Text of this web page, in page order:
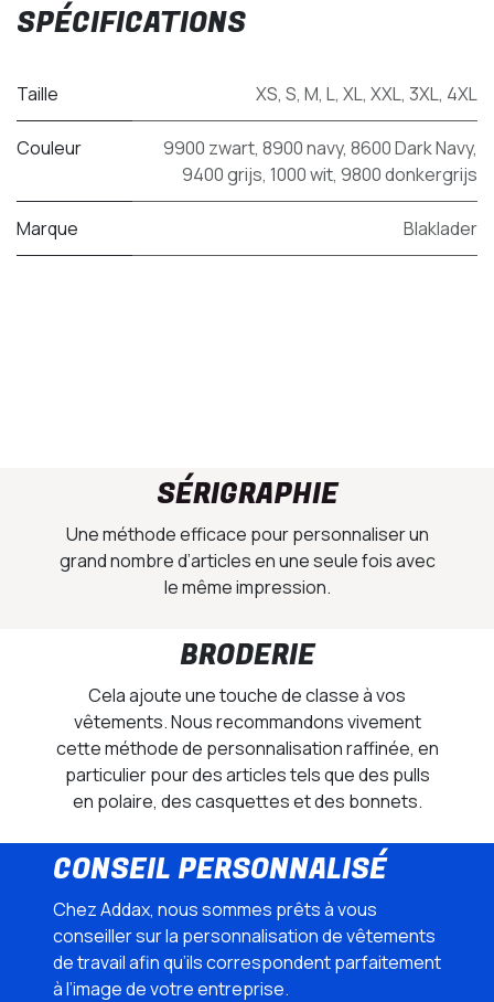
SPÉCIFICATIONS
Taille XS, S, M, L, XL, XXL, 3XL, 4XL
Couleur 9900 zwart, 8900 navy, 8600 Dark Navy,
9400 grijs, 1000 wit, 9800 donkergrijs
Marque Blaklader
SÉRIGRAPHIE
Une méthode efficace pour personnaliser un
grand nombre d’articles en une seule fois avec
le même impression.
BRODERIE
Cela ajoute une touche de classe à vos
vêtements. Nous recommandons vivement
cette méthode de personnalisation raffinée, en
particulier pour des articles tels que des pulls
en polaire, des casquettes et des bonnets.
CONSEIL PERSONNALISÉ
Chez Addax, nous sommes prêts à vous
conseiller sur la personnalisation de vêtements
de travail afin qu’ils correspondent parfaitement
à l’image de votre entreprise.